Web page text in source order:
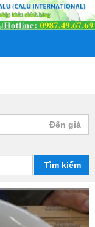
Tìm kiếm